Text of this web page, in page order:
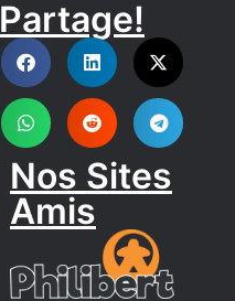
DISCORD
Partage!
Nos Sites
Amis